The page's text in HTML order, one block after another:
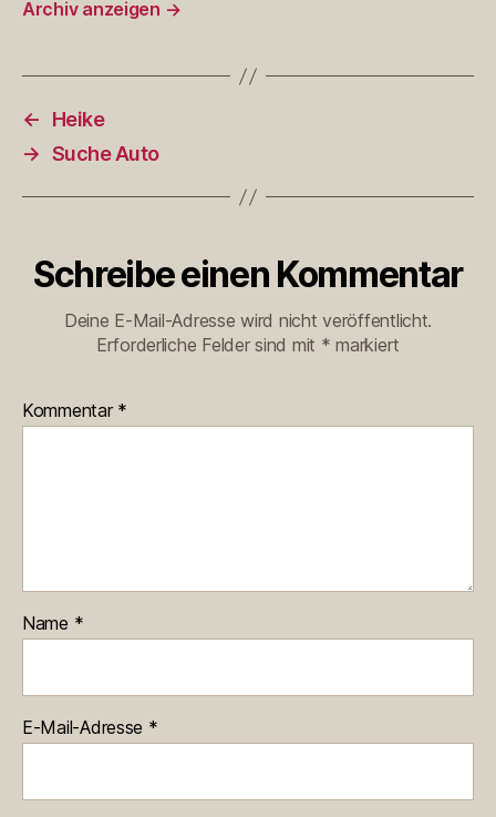
Archiv anzeigen →
←
Heike
→ Suche Auto
Schreibe einen Kommentar
Deine E-Mail-Adresse wird nicht veröffentlicht.
Erforderliche Felder sind mit * markiert
Kommentar *
Name *
E-Mail-Adresse *